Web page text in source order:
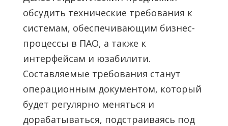
обсудить технические требования к
системам, обеспечивающим бизнес-
процессы в ПАО, а также к
интерфейсам и юзабилити.
Составляемые требования станут
операционным документом, который
будет регулярно меняться и
дорабатываться, подстраиваясь под